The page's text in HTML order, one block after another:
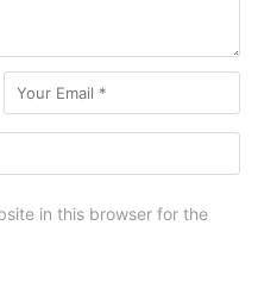
in this browser for the